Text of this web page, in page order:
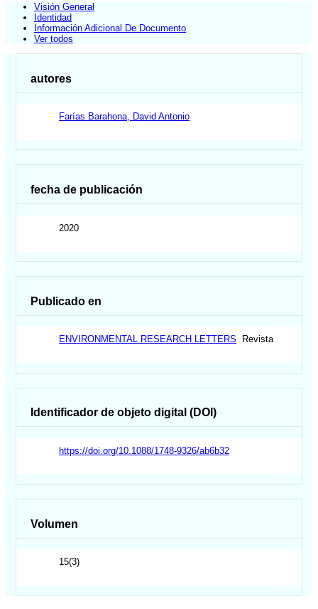
Visión General
Identidad
Información Adicional De Documento
Ver todos
autores
Farías Barahona, David Antonio
fecha de publicación
2020
Publicado en
ENVIRONMENTAL RESEARCH LETTERS Revista
Identificador de objeto digital (DOI)
https://doi.org/10.1088/1748-9326/ab6b32
Volumen
15(3)